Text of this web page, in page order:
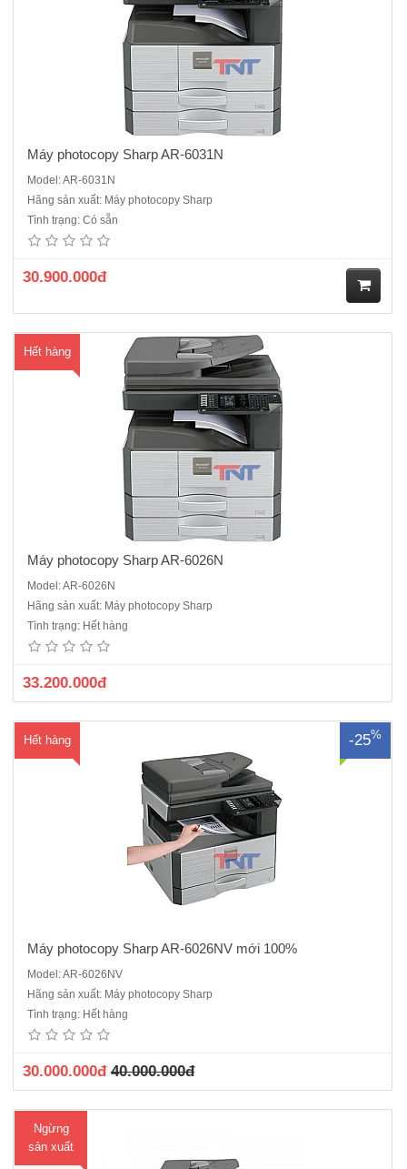
Máy photocopy Sharp AR-6031N
Model: AR-6031N
Hãng sản xuất: Máy photocopy Sharp
Tình trạng: Có sẵn
30.900.000đ
Hết hàng
Máy photocopy Sharp AR-6026N- Chức năng chính : Copy- in mạng-
scan màu- in 2 mặt- chia bộ điện tử- Tốc độ :26 trang /phút Bộ tự động
đảo bản sao có sẵn trong máy- Độ phân giải : 600x600dpi, Chia bộ
Máy photocopy Sharp AR-6026N
Model: AR-6026N
Hãng sản xuất: Máy photocopy Sharp
Tình trạng: Hết hàng
33.200.000đ
Hết hàng -25%
Máy photocopy Sharp AR-6026NV mới 100%Chức năng chuẩn: copy,
in mạng, scan màuTốc độ: 26 trang/phút (A4)Khổ giấy: tối đa A3Bộ
nhớ ram: 320MBKhay giấy tiêu chuẩn: 500 tờ x 2 khayKhay giấy tay:
100 tờĐộ phân giải: 600 x 600 dpiPhóng to – thu nhỏ: ..
Máy photocopy Sharp AR-6026NV mới 100%
Model: AR-6026NV
Hãng sản xuất: Máy photocopy Sharp
Tình trạng: Hết hàng
30.000.000đ 40.000.000đ
Ngừng
sản xuất
Máy photocopy Sharp AR-6020DV mới 100%• Chức năng:
Photocopy , in , scan màu • Sao chụp/in kỹ thuật số (SOPM)• Tốc độ
Copy/in: 20 bản/phút A4 • Bộ phận phân trang điện tử có sẵn• Bộ